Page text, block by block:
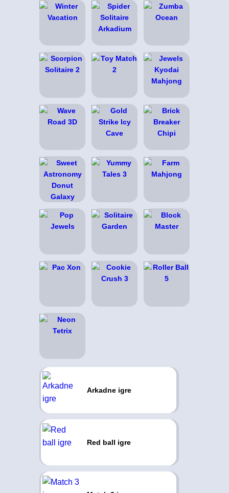
Arkadne igre
Red ball igre